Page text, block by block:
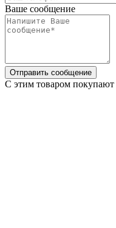
Ваше сообщение
Отправить сообщение
C этим товаром покупают